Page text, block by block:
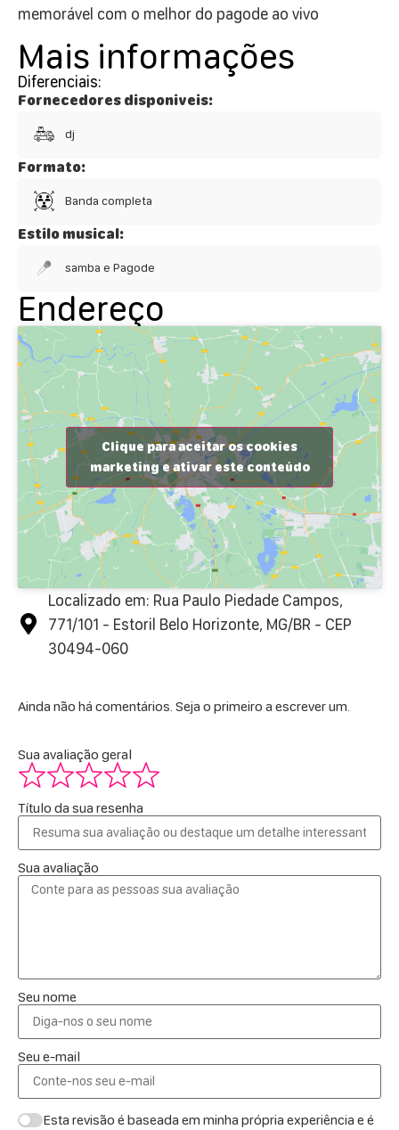
memorável com o melhor do pagode ao vivo
Mais informações
Diferenciais:
Fornecedores disponiveis:
dj
Formato:
Banda completa
Estilo musical:
samba e Pagode
Endereço
Clique para aceitar os cookies
marketing e ativar este conteúdo
Localizado em: Rua Paulo Piedade Campos,
771/101 - Estoril Belo Horizonte, MG/BR - CEP
30494-060
Ainda não há comentários. Seja o primeiro a escrever um.
Sua avaliação geral
Título da sua resenha
Sua avaliação
Seu nome
Seu e-mail
Esta revisão é baseada em minha própria experiência e é